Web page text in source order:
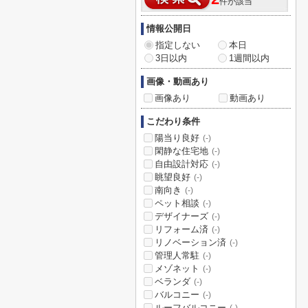
情報公開日
指定しない
本日
3日以内
1週間以内
画像・動画あり
画像あり
動画あり
こだわり条件
陽当り良好 (-)
閑静な住宅地 (-)
自由設計対応 (-)
眺望良好 (-)
南向き (-)
ペット相談 (-)
デザイナーズ (-)
リフォーム済 (-)
リノベーション済 (-)
管理人常駐 (-)
メゾネット (-)
ベランダ (-)
バルコニー (-)